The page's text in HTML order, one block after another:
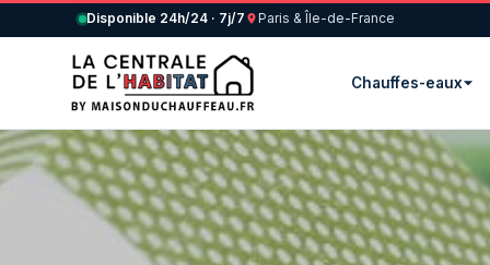
Disponible 24h/24 · 7j/7 Paris & Île-de-France
Chauffes-eaux